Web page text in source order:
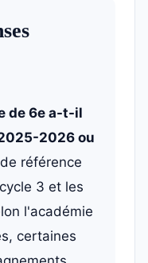
de 6e a-t-il
2026 ou
référence
3 et les
l'académie
certaines